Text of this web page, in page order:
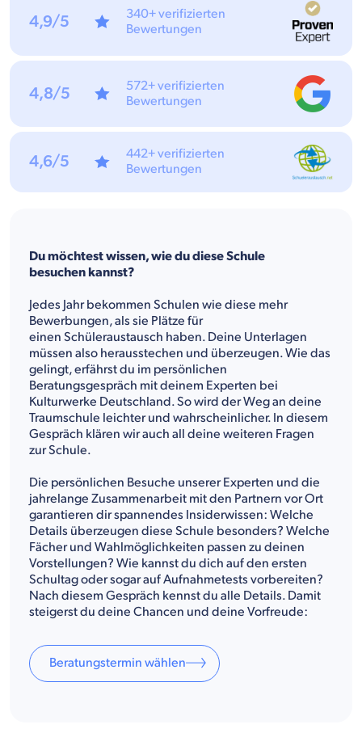
Du möchtest wissen, wie du diese Schule
besuchen kannst?
Jedes Jahr bekommen Schulen wie diese mehr
Bewerbungen, als sie Plätze für
einen Schüleraustausch haben. Deine Unterlagen
müssen also herausstechen und überzeugen. Wie das
gelingt, erfährst du im persönlichen
Beratungsgespräch mit deinem Experten bei
Kulturwerke Deutschland. So wird der Weg an deine
Traumschule leichter und wahrscheinlicher. In diesem
Gespräch klären wir auch all deine weiteren Fragen
zur Schule.
Die persönlichen Besuche unserer Experten und die
jahrelange Zusammenarbeit mit den Partnern vor Ort
garantieren dir spannendes Insiderwissen: Welche
Details überzeugen diese Schule besonders? Welche
Fächer und Wahlmöglichkeiten passen zu deinen
Vorstellungen? Wie kannst du dich auf den ersten
Schultag oder sogar auf Aufnahmetests vorbereiten?
Nach diesem Gespräch kennst du alle Details. Damit
steigerst du deine Chancen und deine Vorfreude:
Beratungstermin wählen
4,9/5
340+ verifizierten
Bewertungen
4,8/5
572+ verifizierten
Bewertungen
4,6/5
442+ verifizierten
Bewertungen